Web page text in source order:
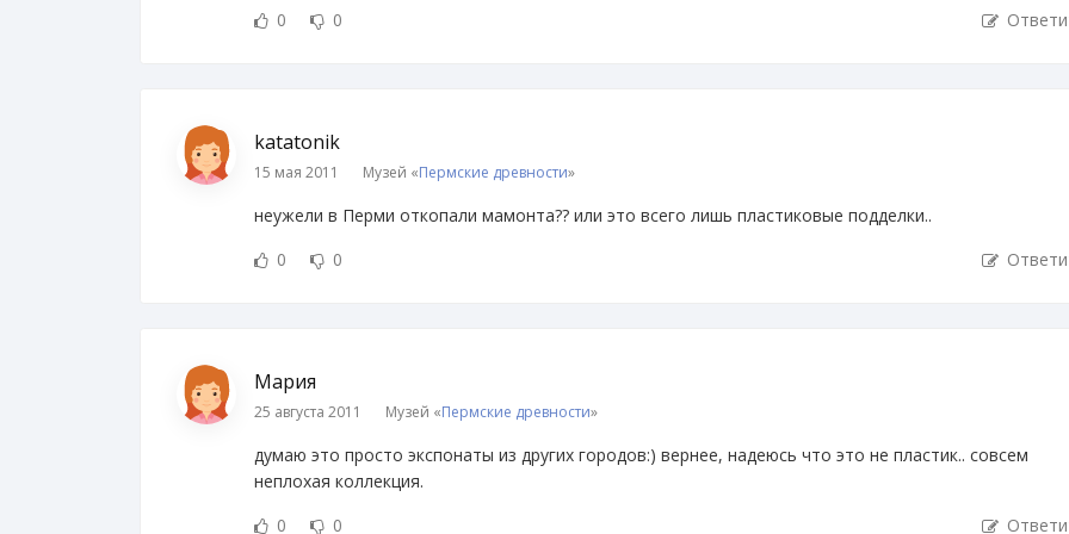
0
0
katatonik
15 мая 2011 Музей «Пермские древности»
неужели в Перми откопали мамонта?? или это всего лишь пластиковые подделки..
0
0
Мария
25 августа 2011 Музей «Пермские древности»
думаю это просто экспонаты из других городов:) вернее, надеюсь что это не пластик.. совсем
неплохая коллекция.
0
0